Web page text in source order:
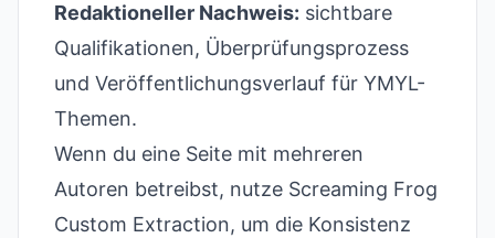
Redaktioneller Nachweis: sichtbare
Qualifikationen, Überprüfungsprozess
und Veröffentlichungsverlauf für YMYL-
Themen.
Wenn du eine Seite mit mehreren
Autoren betreibst, nutze Screaming Frog
Custom Extraction, um die Konsistenz